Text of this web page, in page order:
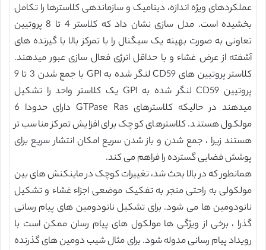
عملکردهای ویژه اندازه، دینامیک و سازماندهی کلاسترها را تکامل
بخشیده است. مدل سازی نشان داد که کلاستر 4 تا 8 پروتیین
تعاونی به صورت بهینه یک سیگنال را با تمرکز بالا با گیرنده های
آشفته از عرض غشاء و با حداقل انرژی فعال سازی عبور میدهند.
کلاستر پروتیین های CD59 لنگر شده به GPI با جمع شدن 3 تا 9
پروتیین CD59 لنگر شده به GPI یک کلاستر واحد را تشکیل
میدهند در حالیکه کلاسترهای GTPase Ras دارای حدودا 6
مولکول هستند. کلاسترهای کوچک برای افزایش تمرکز مناسب تر
هستند زیرا ، جمع شدن و باز شدن سریع امکان انتشار سریع برای
پوشش فضایی گسترده را فراهم می کند.
همانطور که در بالا بحث شد، تغییرات کوچک در ماینکنش های بین
مولکولی به راحتی منجر به تفکیک موضعی اجزاء غشاء و تشکیل
نانودومین ها می شود. برای تشکیل نانودومین های پیام رسانی
گذرا ، برخی از ویژگی ها مولکول های پیام رسان ممکن است با
رویداد پیام رسانی مدوله شود. برای مثال شیب دومین های گذرنده